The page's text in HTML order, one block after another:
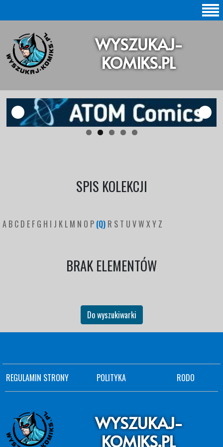
SZUKAJ |
BAZA KOMIKSÓW |
KOMIKSY POLSKIE
KOLEKCJE KOMIKSÓW
WYSZUKAJ-
KOMIKS.PL
SPIS KOLEKCJI
A B C D E F G H I J K L M N O P (Q) R S T U VW XY Z
BRAK ELEMENTÓW
Do wyszukiwarki
REGULAMIN STRONY POLITYKA RODO
WYSZUKAJ-
KOMIKS.PL